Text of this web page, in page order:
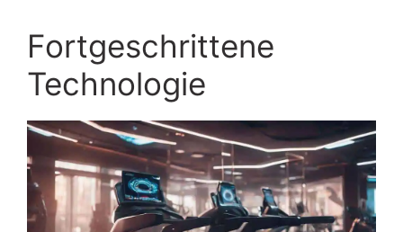
Fortgeschrittene
Technologie